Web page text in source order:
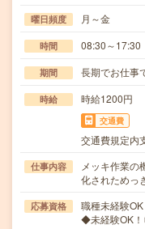
曜日頻度 月～金
時間 08:30～17:30
期間 長期でお仕事
時給 時給1200円
交通費
交通費規定内
仕事内容
メッキ作業の
化されためっ
応募資格
職種未経験
◆未経験OK！